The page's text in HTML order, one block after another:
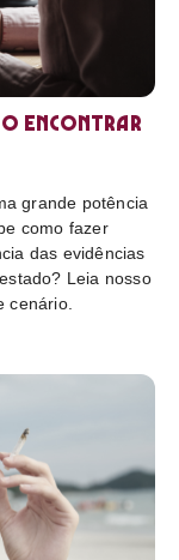
encontrar
grande potência
como fazer
das evidências
Leia nosso
cenário.